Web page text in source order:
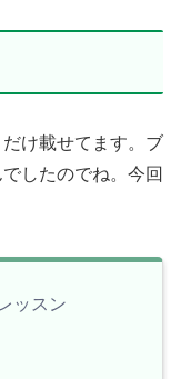
け載せてます。ブ
したのでね。今回
ッスン